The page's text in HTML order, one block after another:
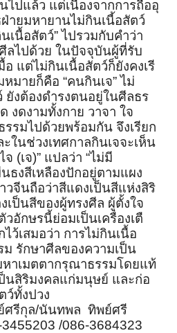
ไปแล้ว แต่เนื่องจากการถืออุ
ายมหายานไม่กินเนื้อสัตว์
เนื้อสัตว์” ไปรวมกับคำว่า
ศีลไปด้วย ในปัจจุบันผู้ที่รับ
แต่ไม่กินเนื้อสัตว์ก็ยังคงเรี
หมายก็คือ “คนกินเจ” ไม่
ยังต้องดำรงตนอยู่ในศีลธร
งดงามทั้งกาย วาจา ใจ
รรมไปด้วยพร้อมกัน จึงเรียก
ะในช่วงเทศกาลกินเจจะเห็น
(เจ)” แปลว่า “ไม่มี
ธงสีเหลืองปักอยู่ตามแผง
วจีนถือว่าสีแดงเป็นสีแห่งสิริ
เป็นสีของผู้ทรงศีล ผู้ตั้งใจ
อักษรนี้ย่อมเป็นเครื่องเตื
ไว้เสมอว่า การไม่กินเนื้อ
รักษาศีลของความเป็น
าเมตตากรุณาธรรมโดยแท้
นสิริมงคลแก่มนุษย์ และก่อ
ว์ทั้งปวง
ศรีกุล/นันทพล ทิพย์ศรี
/086-3684323